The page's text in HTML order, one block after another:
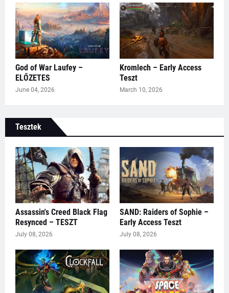
God of War Laufey –
ELŐZETES
June 04, 2026
Kromlech – Early Access
Teszt
March 10, 2026
Tesztek
Assassin's Creed Black Flag
Resynced – TESZT
July 08, 2026
SAND: Raiders of Sophie –
Early Access Teszt
July 08, 2026